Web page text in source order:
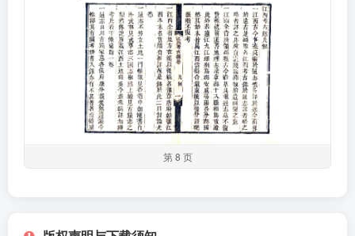
第 8 页